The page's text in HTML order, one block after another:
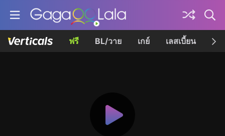
ฟรี BL/วาย เกย์ เลสเบี้ยน เค